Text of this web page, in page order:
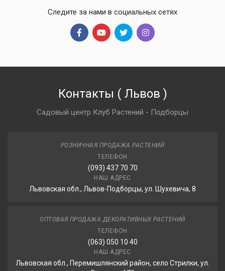
Следите за нами в социальных сетях
Контакты ( Львов )
Садовый центр Клуб Растений - Подборцы
РОЗНИЧНАЯ ПРОДАЖА РАСТЕНИЙ
ТЕЛЕФОН
(093) 437 70 70
НАШ АДРЕС
Львовская обл., Львов-Подборцы, ул. Шухевича, 8
ОПТОВАЯ ПРОДАЖА ДЕКОРАТИВНЫХ РАСТЕНИЙ
ТЕЛЕФОН
(063) 050 10 40
НАШ АДРЕС
Львовская обл., Перемишлянский район, село Стрилки, ул.